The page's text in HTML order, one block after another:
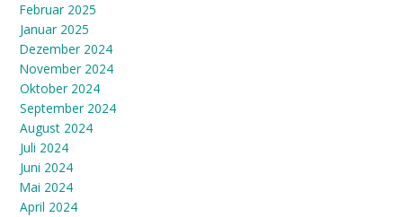
Februar 2025
Januar 2025
Dezember 2024
November 2024
Oktober 2024
September 2024
August 2024
Juli 2024
Juni 2024
Mai 2024
April 2024